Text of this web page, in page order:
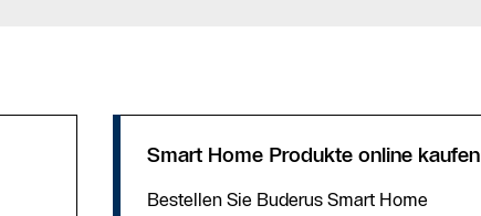
Smart Home Produkte online kaufen
Bestellen Sie Buderus Smart Home
Fachpartner